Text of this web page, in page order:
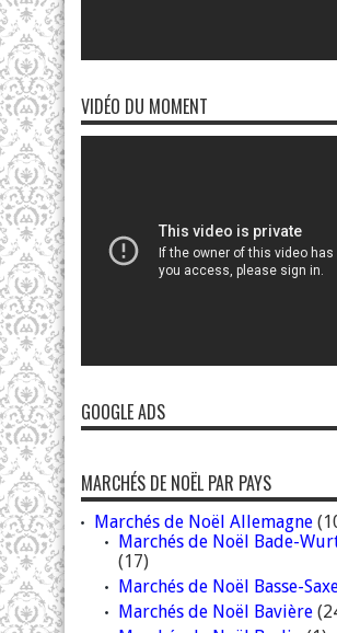
VIDÉO DU MOMENT
GOOGLE ADS
MARCHÉS DE NOËL PAR PAYS
Marchés de Noël Allemagne
Marchés de Noël Bade-
(17)
Marchés de Noël Basse-
Marchés de Noël Bavière